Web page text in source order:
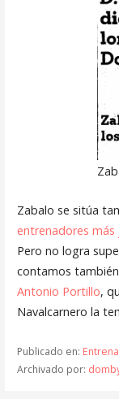
Zabalo se sitúa
entrenadores
Pero no logra
contamos
Antonio Portillo,
Navalcarnero la
Publicado en:
Archivado por: